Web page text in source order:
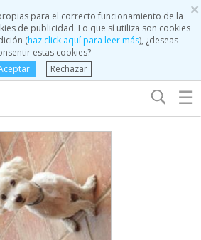
×
para el correcto funcionamiento de la
de publicidad. Lo que sí utiliza son cookies
(haz click aquí para leer más), ¿deseas
estas cookies?
Rechazar
☰